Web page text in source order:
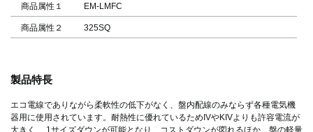
商品属性１ EM-LMFC
商品属性２ 325SQ
製品特長
エコ電線でありながら柔軟性の低下がなく、盤内配線のみならず各種電気機
器用に使用されています。耐熱性に優れているためIVやKIVよりも許容電流が
大きく、 1サイズダウンが可能となり、コストダウンが図れるほか、盤の軽量